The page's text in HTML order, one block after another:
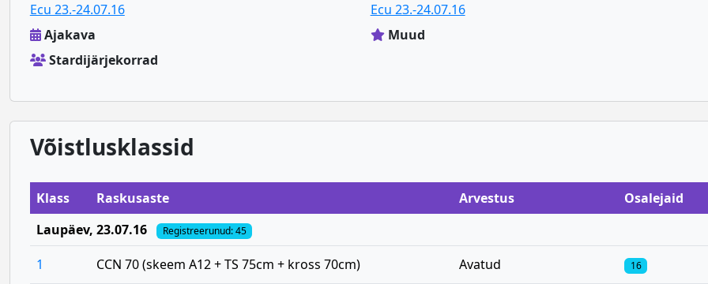
Ecu 23.-24.07.16
Ajakava
Stardijärjekorrad
Ecu 23.-24.07.16
Muud
Võistlusklassid
Klass Raskusaste Arvestus Osalejaid
Laupäev, 23.07.16 Registreerunud: 45
1 CCN 70 (skeem A12 + TS 75cm + kross 70cm) Avatud 16